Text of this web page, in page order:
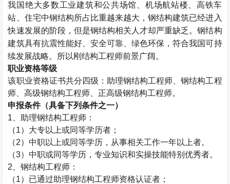
我国绝大多数工业建筑和公共场馆、机场航站楼、高铁车
站、住宅中钢结构所占比重越来越大，钢结构建筑已经进入
快速发展的阶段，但是钢结构相关人才却严重缺乏。钢结构
建筑具有抗震性能好、安全可靠、绿色环保，符合我国可持
续发展战略。所以刚结构工程师前景广阔。
职业资格等级
该职业资格证书共分四级：助理钢结构工程师、钢结构工程
师、高级钢结构工程师、正高级钢结构工程师。
申报条件（具备下列条件之一）
1 、助理钢结构工程师：
（1）大专以上或同等学历者；
（2）中职以上或同等学历，从事相关工作一年以上者。
（3）中职或同等学历，专业知识和实操技能特别优秀者。
2 、钢结构工程师：
（1）已通过助理钢结构工程师资格认证者；